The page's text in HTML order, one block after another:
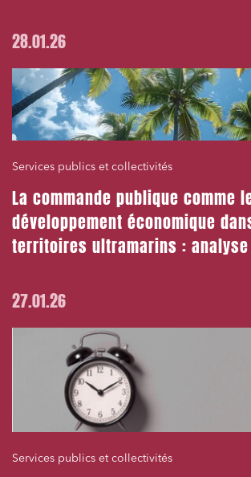
28.01.26
Services publics et collectivités
La commande publique comme
développement économique
territoires ultramarins :
27.01.26
Services publics et collectivités